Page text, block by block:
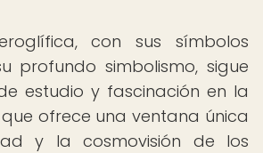
con sus símbolos
profundo simbolismo, sigue
estudio y fascinación en la
ofrece una ventana única
y la cosmovisión de los